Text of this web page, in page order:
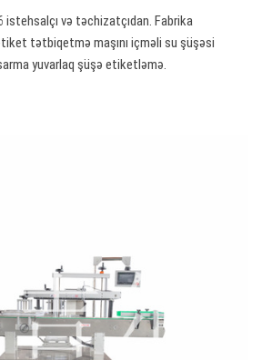
və təchizatçıdan. Fabrika
tətbiqetmə maşını içməli su şüşəsi
yuvarlaq şüşə etiketləmə.